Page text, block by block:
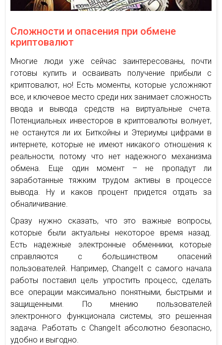
Сложности и опасения при обмене
криптовалют
Многие люди уже сейчас заинтересованы, почти
готовы купить и осваивать получение прибыли с
криптовалют, но! Есть моменты, которые усложняют
все, и ключевое место среди них занимает сложность
ввода и вывода средств на виртуальные счета.
Потенциальных инвесторов в криптовалюты волнует,
не останутся ли их Биткойны и Этериумы цифрами в
интернете, которые не имеют никакого отношения к
реальности, потому что нет надежного механизма
обмена. Еще один момент – не пропадут ли
заработанные тяжким трудом активы в процессе
вывода. Ну и каков процент придется отдать за
обналичивание.
Сразу нужно сказать, что это важные вопросы,
которые были актуальны некоторое время назад.
Есть надежные электронные обменники, которые
справляются с большинством опасений
пользователей. Например, ChangeIt с самого начала
работы поставил цель упростить процесс, сделать
все операции максимально понятными, быстрыми и
защищенными. По мнению пользователей
электронного функционала системы, это решенная
задача. Работать с ChangeIt абсолютно безопасно,
удобно и выгодно.